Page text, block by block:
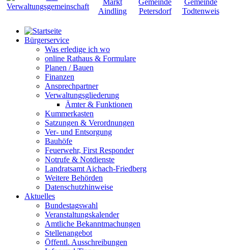
Bürgerservice
Was erledige ich wo
online Rathaus & Formulare
Planen / Bauen
Finanzen
Ansprechpartner
Verwaltungsgliederung
Ämter & Funktionen
Kummerkasten
Satzungen & Verordnungen
Ver- und Entsorgung
Bauhöfe
Feuerwehr, First Responder
Notrufe & Notdienste
Landratsamt Aichach-Friedberg
Weitere Behörden
Datenschutzhinweise
Aktuelles
Bundestagswahl
Veranstaltungskalender
Amtliche Bekanntmachungen
Stellenangebot
Öffentl. Ausschreibungen